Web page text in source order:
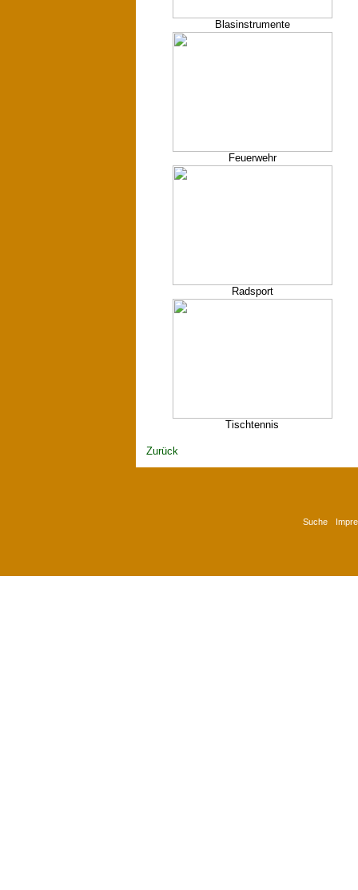
Blasinstrumente
Feuerwehr
Radsport
Tischtennis
Zurück
Suche